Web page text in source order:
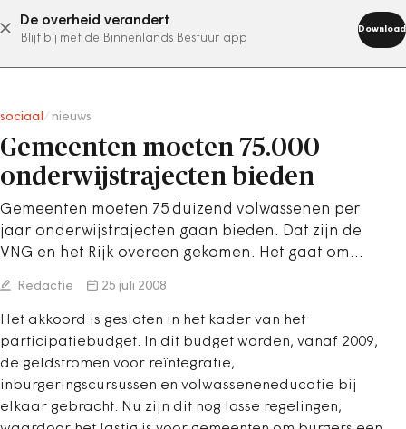
De overheid verandert
Blijf bij met de Binnenlands Bestuur app
Download
abonneer nu
sociaal nieuws
Gemeenten moeten 75.000
onderwijstrajecten bieden
Gemeenten moeten 75 duizend volwassenen per
jaar onderwijstrajecten gaan bieden. Dat zijn de
VNG en het Rijk overeen gekomen. Het gaat om…
Redactie 25 juli 2008
Het akkoord is gesloten in het kader van het
participatiebudget. In dit budget worden, vanaf 2009,
de geldstromen voor reïntegratie,
inburgeringscursussen en volwasseneneducatie bij
elkaar gebracht. Nu zijn dit nog losse regelingen,